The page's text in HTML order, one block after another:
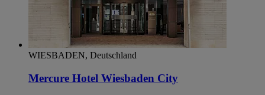
WIESBADEN, Deutschland
Mercure Hotel Wiesbaden City